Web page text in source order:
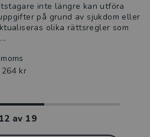
inte längre kan utföra
på grund av sjukdom eller
olika rättsregler som
264 kr
12 av 19